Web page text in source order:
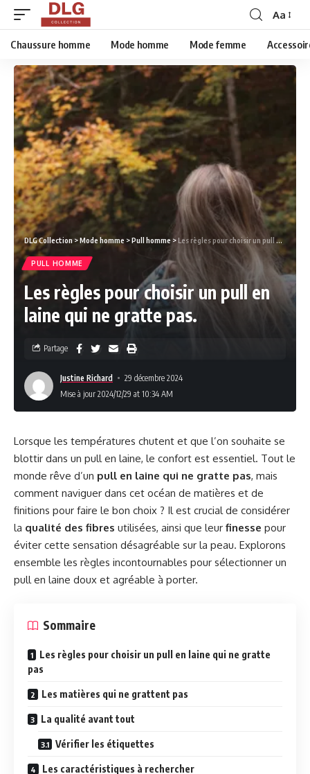
Aa
Chaussure homme Mode homme Mode femme
DLG Collection >Mode homme >Pull homme >Les règles pour choisir un pull en laine qui ne gratte pas.
PULL HOMME
Les règles pour choisir un pull en
laine qui ne gratte pas.
Justine Richard
29 décembre 2024
Mise à jour 2024/12/29 at 10:34 AM
Partage
Lorsque les températures chutent et que l’on souhaite se
blottir dans un pull en laine, le confort est essentiel. Tout le
monde rêve d’un pull en laine qui ne gratte pas, mais
comment naviguer dans cet océan de matières et de
finitions pour faire le bon choix ? Il est crucial de considérer
la qualité des fibres utilisées, ainsi que leur finesse pour
éviter cette sensation désagréable sur la peau. Explorons
ensemble les règles incontournables pour sélectionner un
pull en laine doux et agréable à porter.
Sommaire
Les règles pour choisir un pull en laine qui ne gratte
pas
Les matières qui ne grattent pas
La qualité avant tout
Vérifier les étiquettes
Les caractéristiques à rechercher